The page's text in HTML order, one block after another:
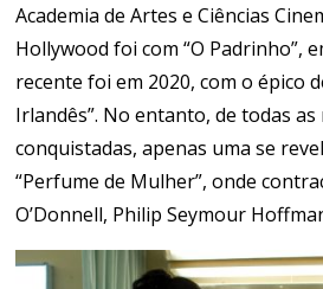
Academia de Artes e Ciências
Hollywood foi com “O Padrinho”,
recente foi em 2020, com o épico
Irlandês”. No entanto, de todas as
conquistadas, apenas uma se
“Perfume de Mulher”, onde
O’Donnell, Philip Seymour